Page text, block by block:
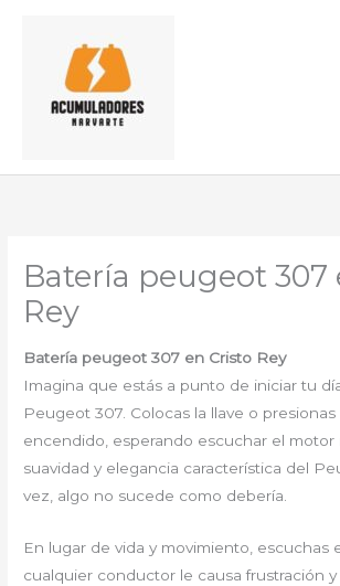
contenido
Batería peugeot 307
Rey
Batería peugeot 307 en Cristo Rey
Imagina que estás a punto de iniciar tu
Peugeot 307. Colocas la llave o
encendido, esperando escuchar el motor
suavidad y elegancia característica del
vez, algo no sucede como debería.
En lugar de vida y movimiento, escuchas
cualquier conductor le causa frustración